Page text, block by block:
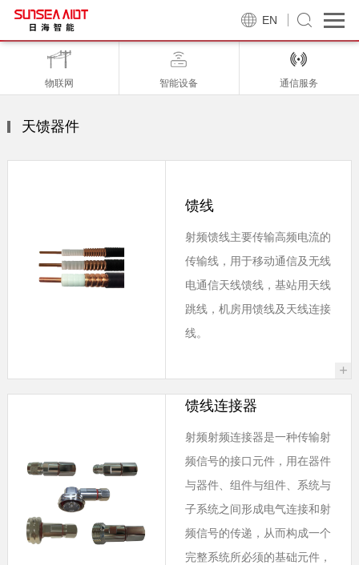
EN
物联网 智能设备 通信服务
天馈器件
馈线
射频馈线主要传输高频电流的
传输线，用于移动通信及无线
电通信天线馈线，基站用天线
跳线，机房用馈线及天线连接
线。
+
馈线连接器
射频射频连接器是一种传输射
频信号的接口元件，用在器件
与器件、组件与组件、系统与
子系统之间形成电气连接和射
频信号的传递，从而构成一个
完整系统所必须的基础元件，